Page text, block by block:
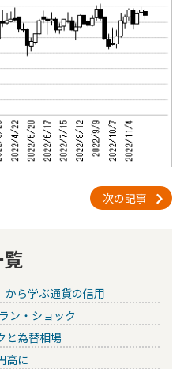
次の記事
ら学ぶ通貨の信用
ン・ショック
為替相場
高に